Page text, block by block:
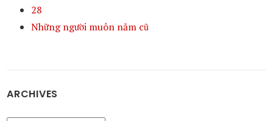
28
Những người muôn năm cũ
ARCHIVES